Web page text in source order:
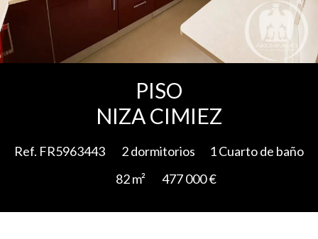
PISO
NIZA CIMIEZ
Ref. FR5963443 2 dormitorios
1 Cuarto de baño
82 m²
477 000 €